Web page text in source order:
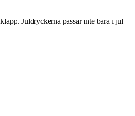
Juldryckerna passar inte bara i jul